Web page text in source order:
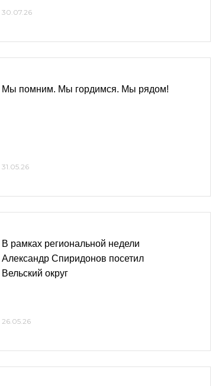
30.07.26
Мы помним. Мы гордимся. Мы рядом!
31.05.26
В рамках региональной недели
Александр Спиридонов посетил
Вельский округ
26.05.26